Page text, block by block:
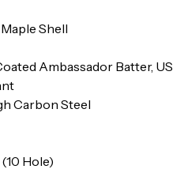
Shell
Ambassador Batter, US
Carbon Steel
Hole)